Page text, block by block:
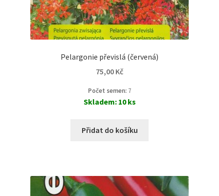
Pelargonie převislá (červená)
75,00 Kč
Počet semen: 7
Skladem: 10 ks
Přidat do košíku